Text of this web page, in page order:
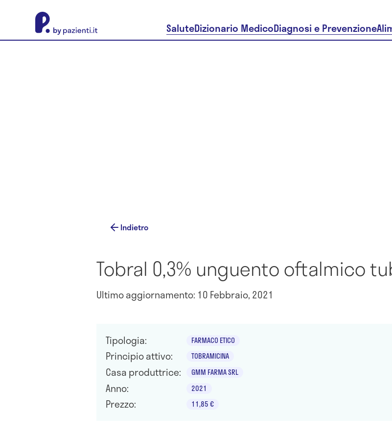
SaluteDizionario MedicoDiagnosi e Prevenzione
Indietro
Tobral 0,3% unguento oftalmico
Ultimo aggiornamento: 10 Febbraio, 2021
Tipologia: FARMACO ETICO
Principio attivo: TOBRAMICINA
Casa produttrice: GMM FARMA SRL
Anno: 2021
Prezzo: 11,85 €